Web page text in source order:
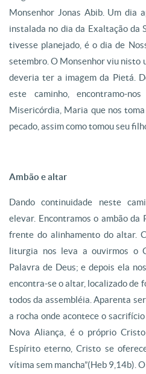
Monsenhor Jonas Abib. Um dia
instalada no dia da Exaltação da
tivesse planejado, é o dia de
setembro. O Monsenhor viu nisto
deveria ter a imagem da Pietá.
este caminho, encontramo-
Misericórdia, Maria que nos
pecado, assim como tomou seu
Ambão e altar
Dando continuidade neste
elevar. Encontramos o ambão da
frente do alinhamento do altar.
liturgia nos leva a ouvirmos o
Palavra de Deus; e depois ela
encontra-se o altar, localizado de
todos da assembléia. Aparenta
a rocha onde acontece o
Nova Aliança, é o próprio
Espírito eterno, Cristo se
vítima sem mancha”(Heb 9,14b).